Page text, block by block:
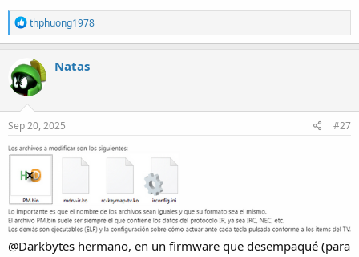
R
e
a
c
t
i
o
n
s
thphuong1978
Natas
Sep 20, 2025 #27
@Darkbytes hermano, en un firmware que desempaqué (para